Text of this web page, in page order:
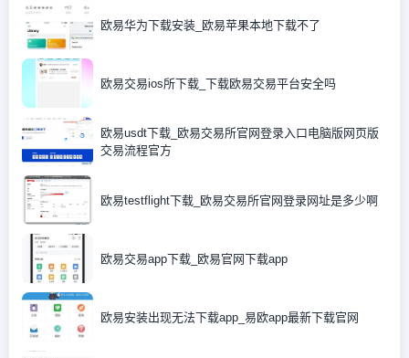
欧易华为下载安装_欧易苹果本地下载不了
欧易交易ios所下载_下载欧易交易平台安全吗
欧易usdt下载_欧易交易所官网登录入口电脑版网页版
交易流程官方
欧易testflight下载_欧易交易所官网登录网址是多少啊
欧易交易app下载_欧易官网下载app
欧易安装出现无法下载app_易欧app最新下载官网